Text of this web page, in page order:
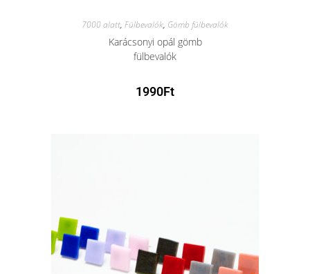
7000 alatt, Fülbevalók, Gömb fülbevalók
Karácsonyi opál gömb
fülbevalók
1990Ft